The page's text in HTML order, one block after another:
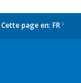
Cette page en: FR